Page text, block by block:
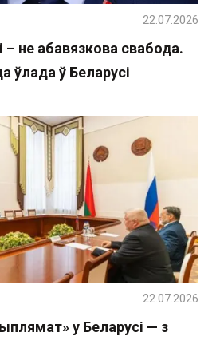
– не абавязкова свабода.
ўлада ў Беларусі
22.07.2026
у Беларусі — з
22.07.2026